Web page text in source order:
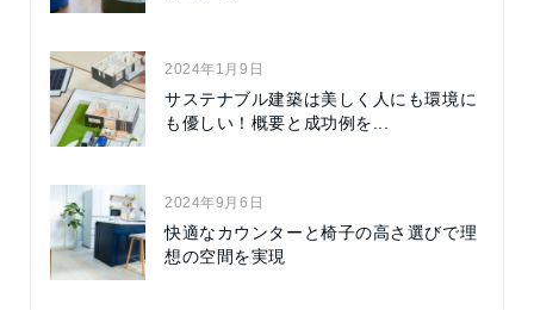
2024年1月9日
サステナブル建築は美しく人にも環境に
も優しい！概要と成功例を...
2024年9月6日
快適なカウンターと椅子の高さ選びで理
想の空間を実現